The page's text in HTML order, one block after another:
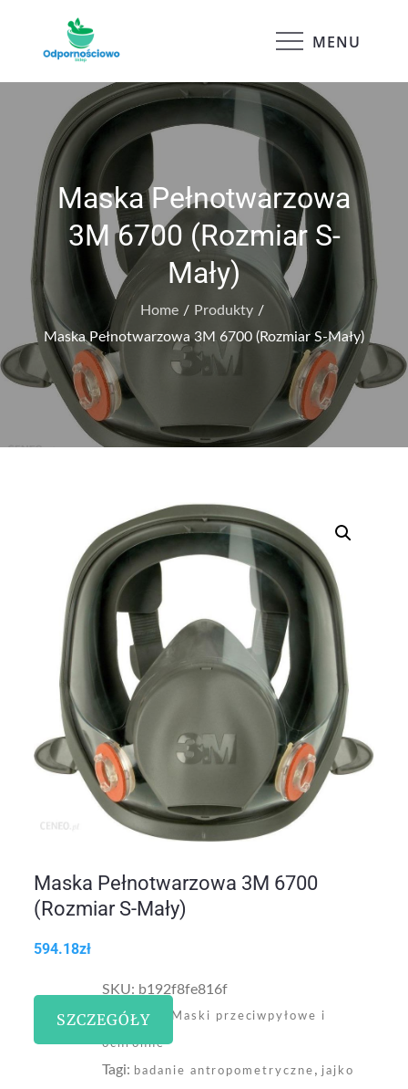
Odpornościowo MENU
Maska Pełnotwarzowa
3M 6700 (Rozmiar S-
Mały)
Home
Produkty
Maska Pełnotwarzowa 3M 6700 (Rozmiar S-Mały)
Maska Pełnotwarzowa 3M 6700
(Rozmiar S-Mały)
594.18zł
SZCZEGÓŁY
SKU: b192f8fe816f
Kategoria:
Maski przeciwpyłowe i
ochronne
Tagi: badanie antropometryczne , jajko